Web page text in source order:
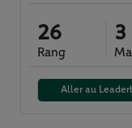
26
Rang
3
Aller au